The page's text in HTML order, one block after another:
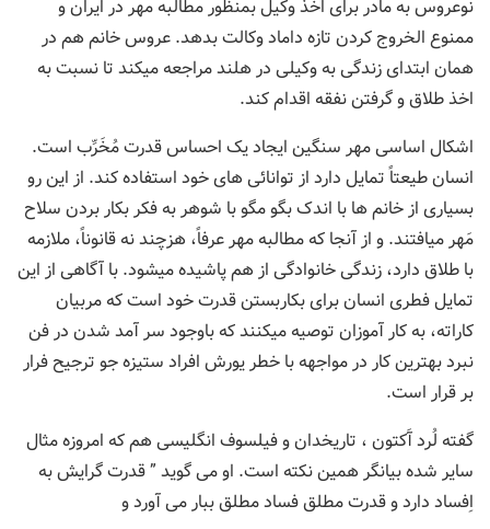
نوعروس به مادر برای اخذ وکیل بمنظور مطالبه مهر در ایران و
ممنوع الخروج کردن تازه داماد وکالت بدهد. عروس خانم هم در
همان ابتدای زندگی به وکیلی در هلند مراجعه میکند تا نسبت به
اخذ طلاق و گرفتن نفقه اقدام کند.
اشکال اساسی مهر سنگین ایجاد یک احساس قدرت مُخَرِّب است.
انسان طیعتاً تمایل دارد از توانائی های خود استفاده کند. از این رو
بسیاری از خانم ها با اندک بگو مگو با شوهر به فکر بکار بردن سلاح
مَهر میافتند. و از آنجا که مطالبه مهر عرفاً، هزچند نه قانوناً، ملازمه
با طلاق دارد، زندگی خانوادگی از هم پاشیده میشود. با آگاهی از این
تمایل فطری انسان برای بکاربستن قدرت خود است که مربیان
کاراته، به کار آموزان توصیه میکنند که باوجود سر آمد شدن در فن
نبرد بهترین کار در مواجهه با خطر یورش افراد ستیزه جو ترجیح فرار
بر قرار است.
گفته لُرد آَکتون ، تاریخدان و فیلسوف انگلیسی هم که امروزه مثال
سایر شده بیانگر همین نکته است. او می گوید ” قدرت گرایش به
اِفساد دارد و قدرت مطلق فساد مطلق ببار می آورد و